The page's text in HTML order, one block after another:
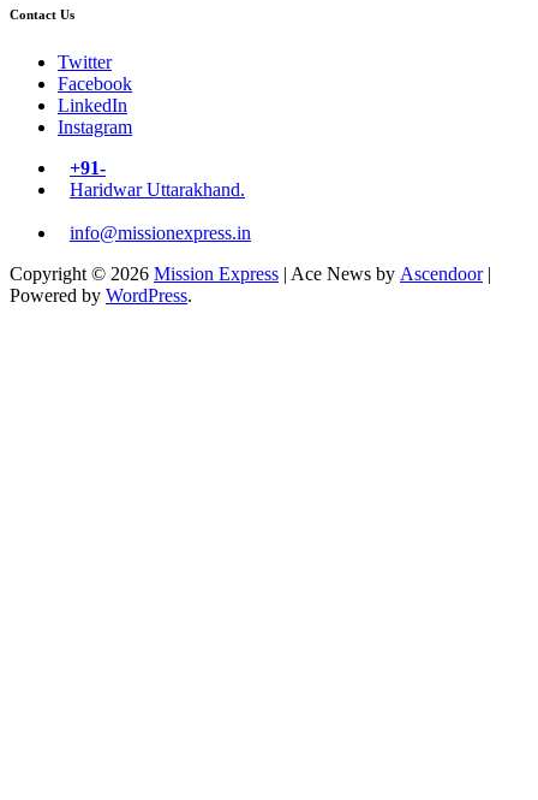
Contact Us
Twitter
Facebook
LinkedIn
Instagram
+91-
Haridwar Uttarakhand.
info@missionexpress.in
Copyright © 2026 Mission Express | Ace News by Ascendoor|
Powered by WordPress.